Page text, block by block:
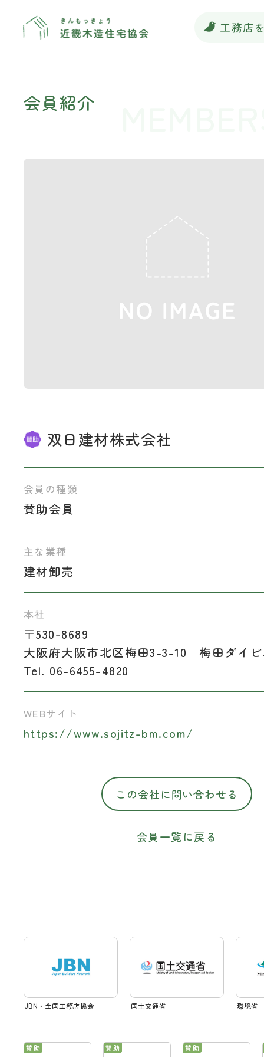
工務店
会員紹介
双日建材株式会社
会員の種類
賛助会員
主な業種
建材卸売
本社
〒530-8689
大阪府大阪市北区梅田3-3-10 梅田ダイビ
Tel. 06-6455-4820
WEBサイト
https://www.sojitz-bm.com/
この会社に問い合わせる
会員一覧に戻る
JBN・全国工務店協会 国土交通省 環境省